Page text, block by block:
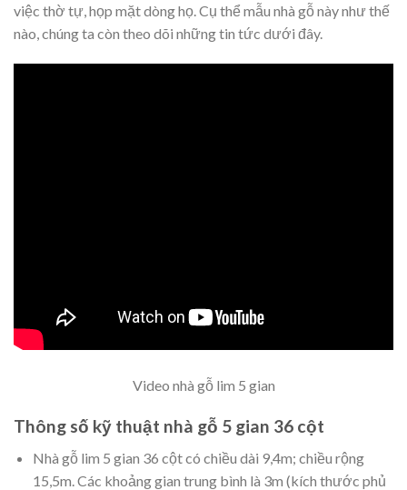
việc thờ tự, họp mặt dòng họ. Cụ thể mẫu nhà gỗ này như thế
nào, chúng ta còn theo dõi những tin tức dưới đây.
Video nhà gỗ lim 5 gian
Thông số kỹ thuật nhà gỗ 5 gian 36 cột
Nhà gỗ lim 5 gian 36 cột có chiều dài 9,4m; chiều rộng
15,5m. Các khoảng gian trung bình là 3m (kích thước phủ